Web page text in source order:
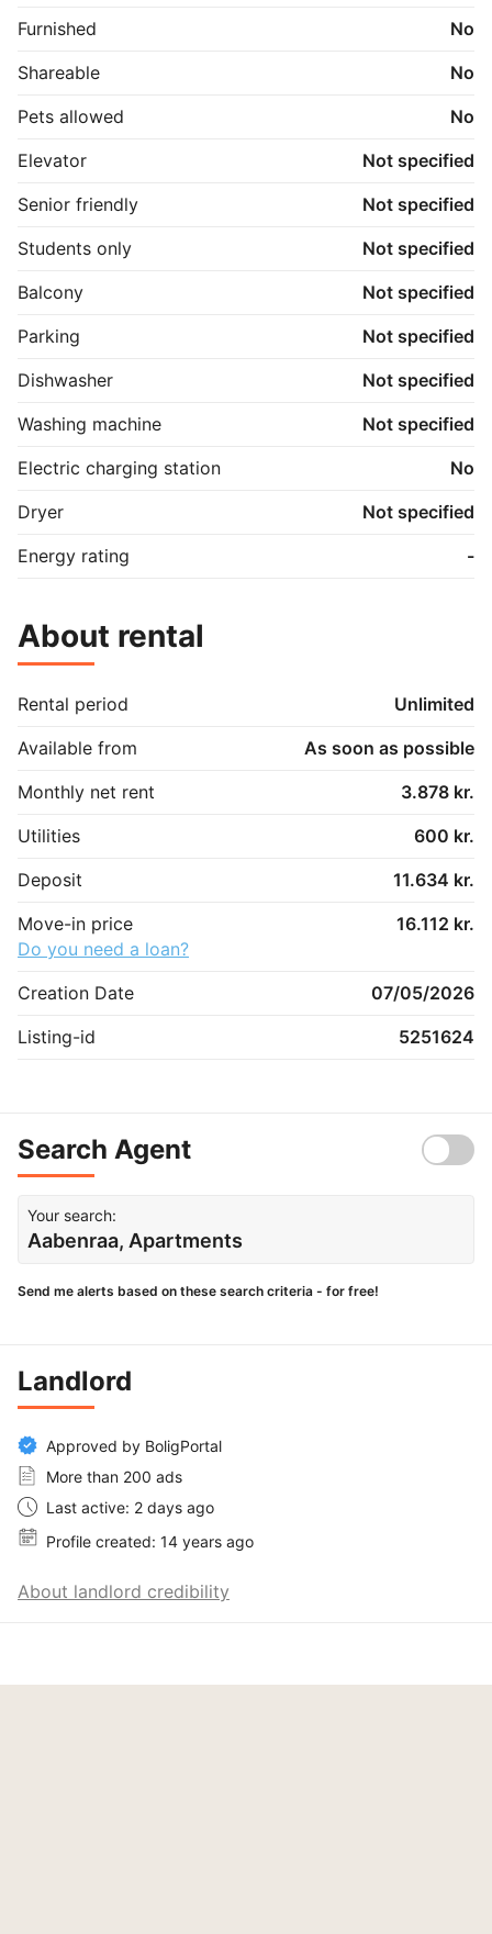
Furnished
No
Shareable
No
Pets allowed
No
Elevator
Not specified
Senior friendly
Not specified
Students only
Not specified
Balcony
Not specified
Parking
Not specified
Dishwasher
Not specified
Washing machine
Not specified
Electric charging station
No
Dryer
Not specified
Energy rating
-
About rental
Rental period
Unlimited
Available from
As soon as possible
Monthly net rent
3.878 kr.
Utilities
600 kr.
Deposit
11.634 kr.
Move-in price
16.112 kr.
Do you need a loan?
Creation Date
07/05/2026
Listing-id
5251624
Search Agent
Your search:
Aabenraa, Apartments
Send me alerts based on these search criteria - for free!
Landlord
Approved by BoligPortal
More than 200 ads
Last active: 2 days ago
Profile created: 14 years ago
About landlord credibility